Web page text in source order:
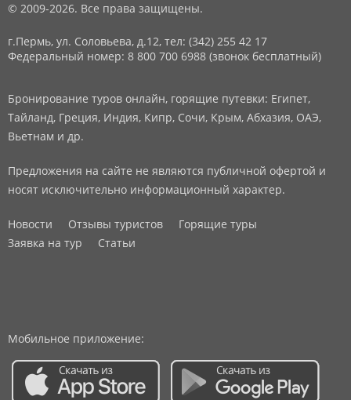
© 2009-2026. Все права защищены.
г.Пермь, ул. Соловьева, д.12, тел: (342) 255 42 17
Федеральный номер: 8 800 700 6988 (звонок бесплатный)
Бронирование туров онлайн, горящие путевки: Египет,
Тайланд, Греция, Индия, Кипр, Сочи, Крым, Абхазия, ОАЭ,
Вьетнам и др.
Предложения на сайте не являются публичной офертой и
носят исключительно информационный характер.
Новости Отзывы туристов
Горящие туры
Заявка на тур
Статьи
Мобильное приложение: